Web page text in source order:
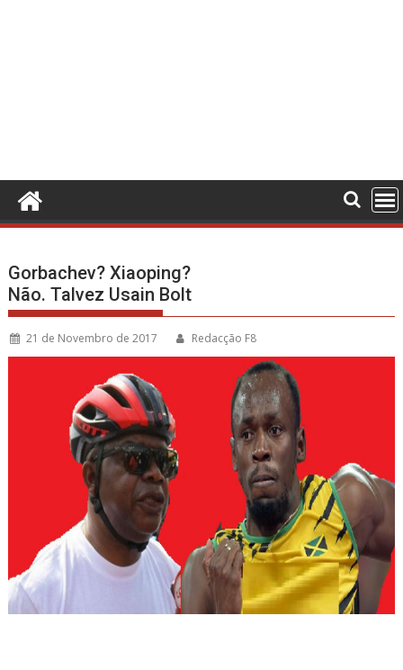
Gorbachev? Xiaoping?
Não. Talvez Usain Bolt
21 de Novembro de 2017 Redacção F8